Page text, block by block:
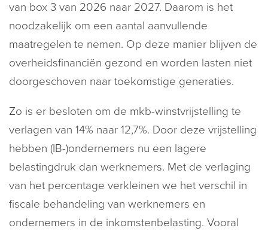
van box 3 van 2026 naar 2027. Daarom is het
noodzakelijk om een aantal aanvullende
maatregelen te nemen. Op deze manier blijven de
overheidsfinanciën gezond en worden lasten niet
doorgeschoven naar toekomstige generaties.
Zo is er besloten om de mkb-winstvrijstelling te
verlagen van 14% naar 12,7%. Door deze vrijstelling
hebben (IB-)ondernemers nu een lagere
belastingdruk dan werknemers. Met de verlaging
van het percentage verkleinen we het verschil in
fiscale behandeling van werknemers en
ondernemers in de inkomstenbelasting. Vooral